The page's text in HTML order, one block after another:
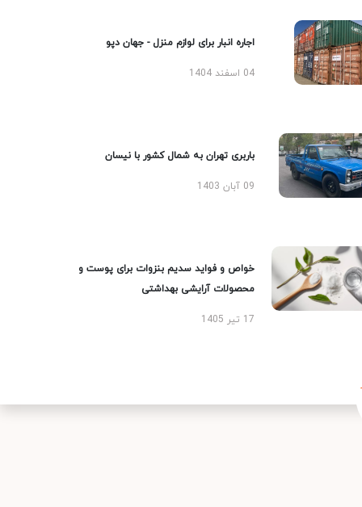
اجاره انبار برای لوازم منزل - جهان دپو
04 اسفند 1404
باربری تهران به شمال کشور با نیسان
09 آبان 1403
خواص و فواید سدیم بنزوات برای پوست و
محصولات آرایشی بهداشتی
17 تیر 1405